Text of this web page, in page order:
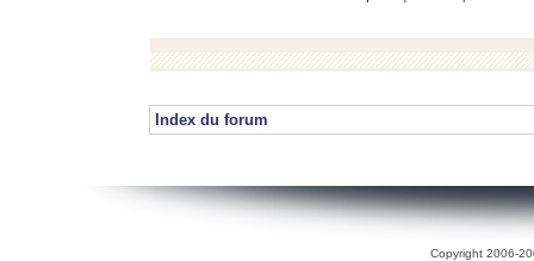
Index du forum
Copyright 2006-